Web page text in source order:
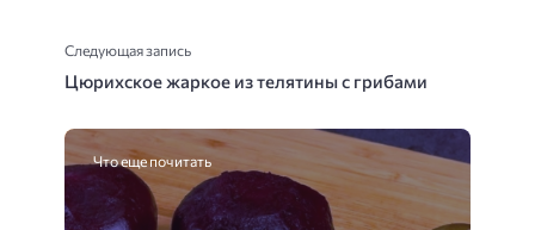
Следующая запись
Цюрихское жаркое из телятины с грибами
Что еще почитать